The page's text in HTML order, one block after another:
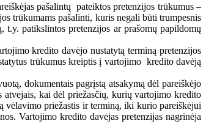
pašalintų pateiktos pretenzijos trūkumus –
trūkumams pašalinti, kuris negali būti trumpesnis
patikslintos pretenzijos ar prašomų papildomų
kredito davėjo nustatytą terminą pretenzijos
trūkumus kreiptis į vartojimo kredito davėją
dokumentais pagrįstą atsakymą dėl pareiškėjo
atvejais, kai dėl priežasčių, kurių vartojimo kredito
vėlavimo priežastis ir terminą, iki kurio pareiškėjui
Vartojimo kredito davėjas pretenzijas nagrinėja